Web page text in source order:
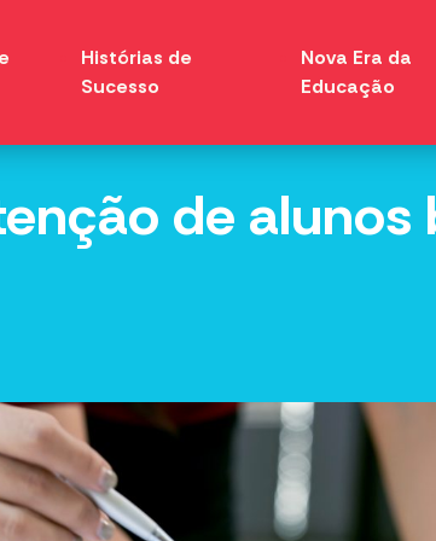
Histórias de
Sucesso
Nova Era da
Educação
de